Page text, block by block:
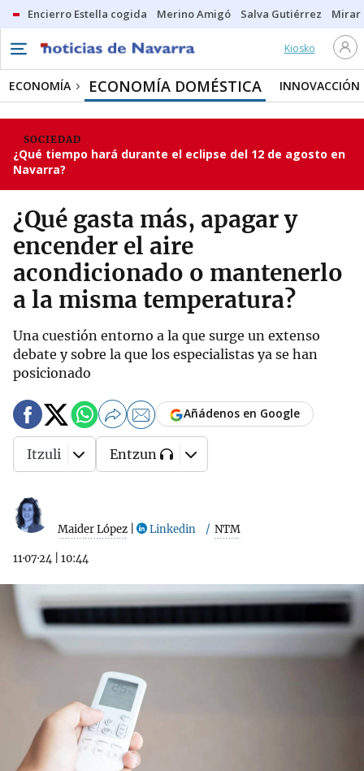
Encierro Estella cogida Merino Amigó Salva Gutiérrez Mirar
Kiosko
ECONOMÍA ECONOMÍA DOMÉSTICA INNOVACCIÓN
SOCIEDAD
¿Qué tiempo hará durante el eclipse del 12 de agosto en
Navarra?
¿Qué gasta más, apagar y
encender el aire
acondicionado o mantenerlo
a la misma temperatura?
Una cuestión entorno a la que surge un extenso
debate y sobre la que los especialistas ya se han
posicionado
Maider López Linkedin NTM
11·07·24 10:44
Añádenos en Google
Itzuli Entzun